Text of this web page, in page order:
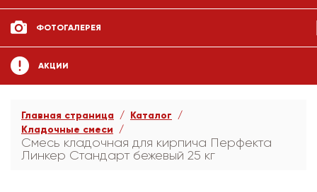
ФОТОГАЛЕРЕЯ
АКЦИИ
Главная страница
Каталог
Кладочные смеси
Смесь кладочная для кирпича Перфекта
Линкер Стандарт бежевый 25 кг